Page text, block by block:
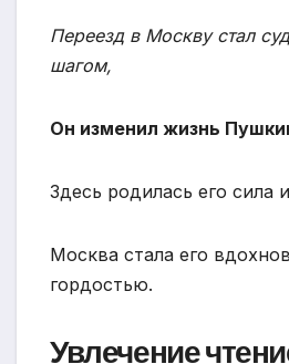
Переезд в Москву стал
шагом,
Он изменил жизнь
Здесь родилась его сила
Москва стала его
гордостью.
Увлечение